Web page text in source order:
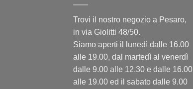
Trovi il nostro negozio a Pesaro,
in via Giolitti 48/50.
Siamo aperti il lunedì dalle 16.00
alle 19.00, dal martedì al venerdì
dalle 9.00 alle 12.30 e dalle 16.00
alle 19.00 ed il sabato dalle 9.00